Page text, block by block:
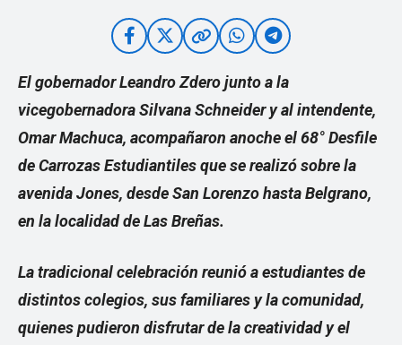
El gobernador Leandro Zdero junto a la
vicegobernadora Silvana Schneider y al intendente,
Omar Machuca, acompañaron anoche el 68° Desfile
de Carrozas Estudiantiles que se realizó sobre la
avenida Jones, desde San Lorenzo hasta Belgrano,
en la localidad de Las Breñas.
La tradicional celebración reunió a estudiantes de
distintos colegios, sus familiares y la comunidad,
quienes pudieron disfrutar de la creatividad y el